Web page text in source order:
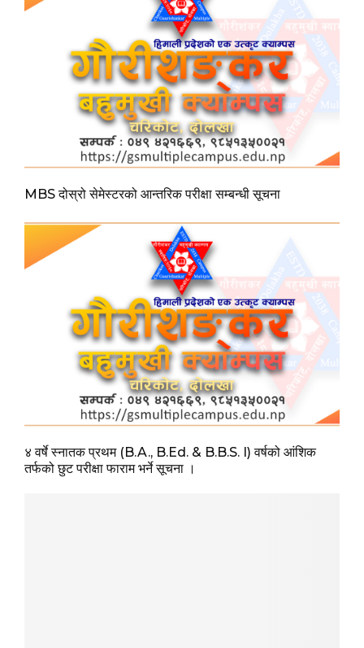
MBS दोस्रो सेमेस्टरको आन्तरिक परीक्षा सम्बन्धी सूचना
४ वर्षे स्नातक प्रथम (B.A., B.Ed. & B.B.S. I) वर्षको आंशिक
तर्फको छुट परीक्षा फाराम भर्ने सूचना ।